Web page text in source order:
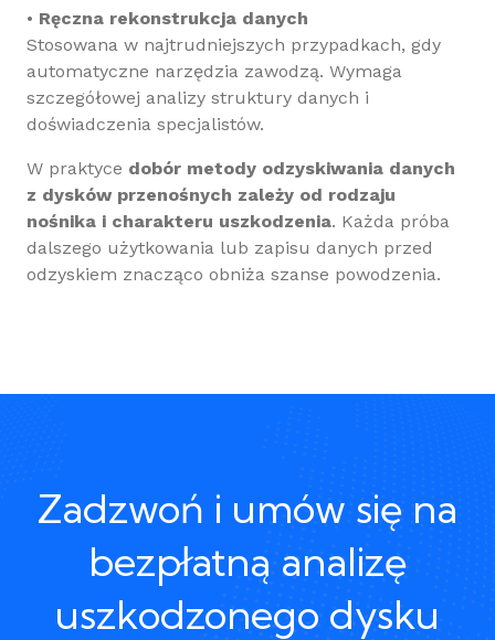
• Ręczna rekonstrukcja danych
Stosowana w najtrudniejszych przypadkach, gdy
automatyczne narzędzia zawodzą. Wymaga
szczegółowej analizy struktury danych i
doświadczenia specjalistów.
W praktyce dobór metody odzyskiwania danych
z dysków przenośnych zależy od rodzaju
nośnika i charakteru uszkodzenia. Każda próba
dalszego użytkowania lub zapisu danych przed
odzyskiem znacząco obniża szanse powodzenia.
Zadzwoń i umów się na
bezpłatną analizę
uszkodzonego dysku